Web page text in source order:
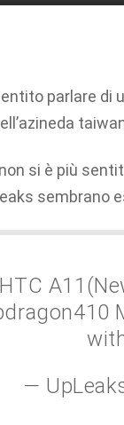
parlare di
si è più
sembrano
HTC
—